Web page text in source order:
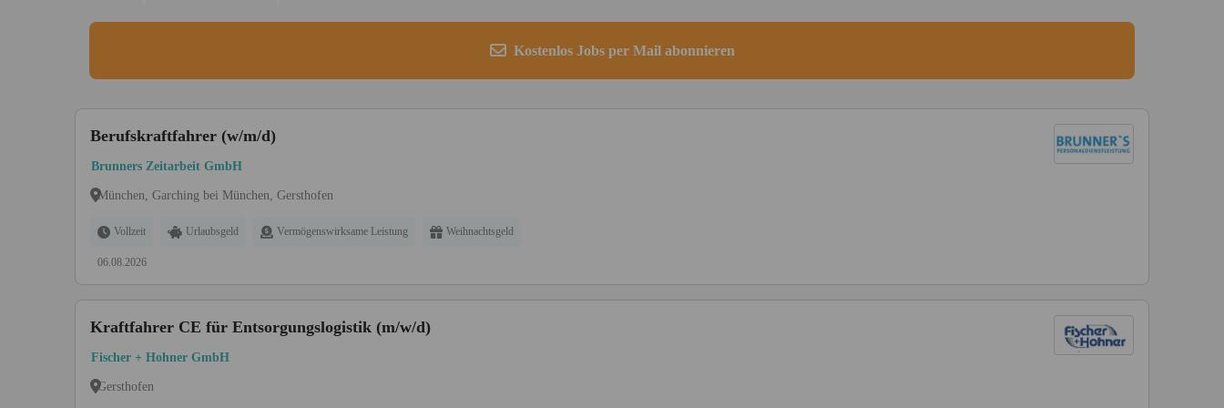
Kostenlos Jobs per Mail abonnieren
Berufskraftfahrer (w/m/d)
Brunners Zeitarbeit GmbH
München, Garching bei München, Gersthofen
Vollzeit Urlaubsgeld Vermögenswirksame Leistung Weihnachtsgeld
06.08.2026
Kraftfahrer CE für Entsorgungslogistik (m/w/d)
Fischer + Hohner GmbH
Gersthofen